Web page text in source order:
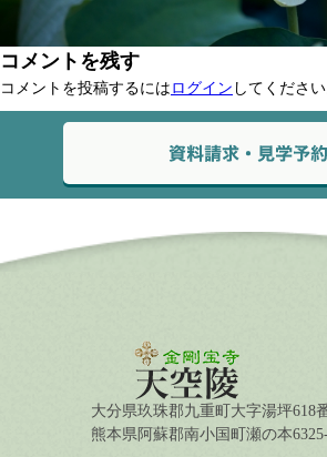
コメントを残す
コメントを投稿するにはログイン してください
大分県玖珠郡九重町大字湯坪618
熊本県阿蘇郡南小国町瀬の本